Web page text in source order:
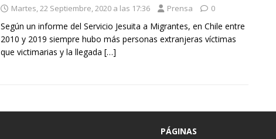
Martes, 22 Septiembre, 2020 a las 17:36 Prensa 0
Según un informe del Servicio Jesuita a Migrantes, en Chile entre
2010 y 2019 siempre hubo más personas extranjeras víctimas
que victimarias y la llegada […]
PÁGINAS